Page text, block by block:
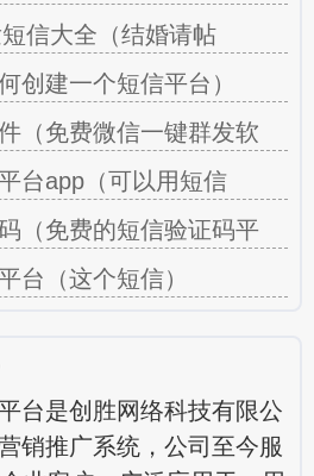
信大全（结婚请帖
创建一个短信平台）
（免费微信一键群发软
台app（可以用短信
（免费的短信验证码平
台（这个短信）
台是创胜网络科技有限公
销推广系统，公司至今服